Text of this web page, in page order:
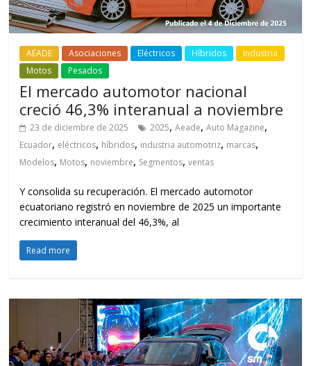
AEADE Asociaciones Eléctricos Híbridos
Industria
Motos
Pesados
El mercado automotor nacional
creció 46,3% interanual a noviembre
23 de diciembre de 2025 2025,Aeade,Auto Magazine,
Ecuador, eléctricos, híbridos, industria automotriz, marcas,
Modelos, Motos, noviembre, Segmentos,ventas
Y consolida su recuperación. El mercado automotor
ecuatoriano registró en noviembre de 2025 un importante
crecimiento interanual del 46,3%, al
Read more